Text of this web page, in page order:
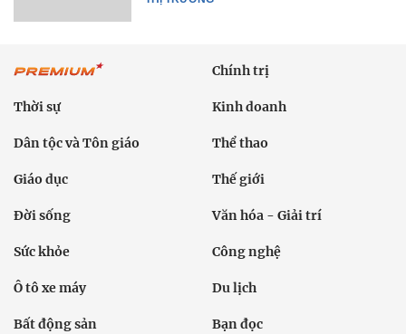
Chính trị
Thời sự Kinh doanh
Dân tộc và Tôn giáo Thể thao
Giáo dục Thế giới
Đời sống Văn hóa - Giải trí
Sức khỏe Công nghệ
Ô tô xe máy Du lịch
Bất động sản Bạn đọc